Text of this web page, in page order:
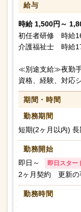
給与
時給 1,500円～
初任者研修 時給
介護福祉士 時給
≪別途支給≫夜勤
資格、経験、対応
期間・時間
勤務期間
短期(2ヶ月以内)
勤務開始
即日～
即日スター
2ヶ月契約 更新の
勤務時間